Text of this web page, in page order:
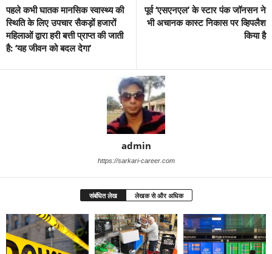
पहले कभी घातक मानसिक स्वास्थ्य की
स्थिति के लिए उपचार सैकड़ों हजारों
महिलाओं द्वारा हरी बत्ती प्राप्त की जाती
है: ‘यह जीवन को बदल देगा’
पूर्व ‘एसएनएल’ के स्टार पंक जॉनसन ने
भी अचानक कास्ट निकास पर व्हिपलैश
किया है
admin
https://sarkari-career.com
संबंधित लेख लेखक से और अधिक